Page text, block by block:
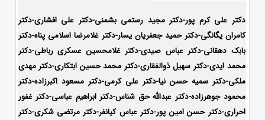
دکتر علی کرم پور-دکتر مجید رستمی بشمنی-دکتر علی افشاری-دکتر
کامران یگانگی-دکتر حمید جعفریان یسار-دکتر غلامرضا اسلامی پناه-دکتر
بابک دهقانی-دکتر عباس صیدی-دکتر غلامحسین عسکری رباطی-دکتر
محمد ایدی-دکتر سهیل ذوالفقاری-دکتر محمد حسین ابتکاری-دکتر مهدی
ملکی-دکتر سمیه حسن نیا-دکتر علی کرمی-دکتر مسعود اکبرزاده-دکتر
محمود جوهرزاده-دکتر عبدالله حق شناس-دکتر ابراهیم عباسی-دکتر غفور
احراری-دکتر حسن امین پور-دکتر عباس کیانفر-دکتر مرتضی شکری-دکتر